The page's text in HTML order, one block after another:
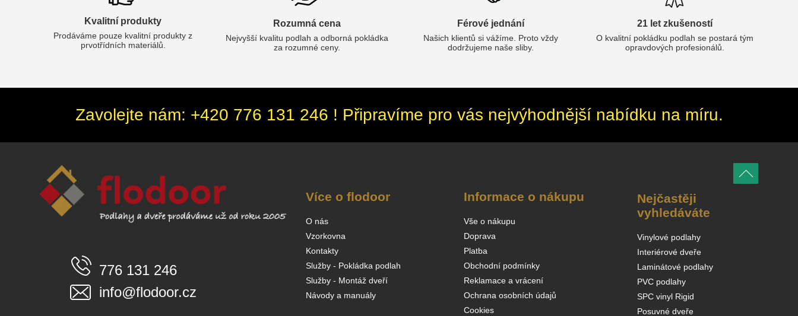
Kvalitní produkty
Prodáváme pouze kvalitní produkty z
prvotřídních materiálů.
Rozumná cena
Nejvyšší kvalitu podlah a odborná pokládka
za rozumné ceny.
Férové jednání
Našich klientů si vážíme. Proto vždy
dodržujeme naše sliby.
21 let zkušeností
O kvalitní pokládku podlah se postará tým
opravdových profesionálů.
Zavolejte nám: +420 776 131 246 ! Připravíme pro vás nejvýhodnější nabídku na míru.
776 131 246
info@flodoor.cz
Více o flodoor
O nás
Vzorkovna
Kontakty
Služby - Pokládka podlah
Služby - Montáž dveří
Návody a manuály
Informace o nákupu
Vše o nákupu
Doprava
Platba
Obchodní podmínky
Reklamace a vrácení
Ochrana osobních údajů
Cookies
Nejčastěji
vyhledáváte
Vinylové podlahy
Interiérové dveře
Laminátové podlahy
PVC podlahy
SPC vinyl Rigid
Posuvné dveře